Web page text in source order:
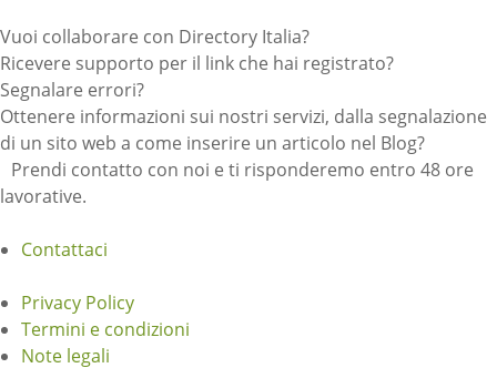
Vuoi collaborare con Directory Italia?
Ricevere supporto per il link che hai registrato?
Segnalare errori?
Ottenere informazioni sui nostri servizi, dalla segnalazione
di un sito web a come inserire un articolo nel Blog?
Prendi contatto con noi e ti risponderemo entro 48 ore
lavorative.
Contattaci
Privacy Policy
Termini e condizioni
Note legali